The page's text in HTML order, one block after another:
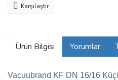
Karşılaştır
Ürün Bilgisi Yorumlar
Vacuubrand KF DN 16/16